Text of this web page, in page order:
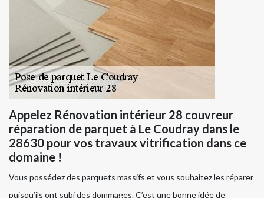
Appelez Rénovation intérieur 28 couvreur
réparation de parquet à Le Coudray dans le
28630 pour vos travaux vitrification dans ce
domaine !
Vous possédez des parquets massifs et vous souhaitez les réparer
puisqu’ils ont subi des dommages. C’est une bonne idée de